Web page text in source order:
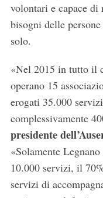
volontari e capace
bisogni delle
solo.
«Nel 2015 in tutto il
operano 15
erogati 35.000
complessivamente
presidente
«Solamente
10.000 servizi, il
servizi di